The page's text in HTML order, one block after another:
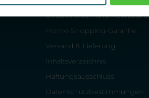
Beschwerden und
Home-Shopping-Garantie
Versand & Lieferung
Inhaltsverzeichnis
Haftungsausschluss
Datenschutzbestimmungen